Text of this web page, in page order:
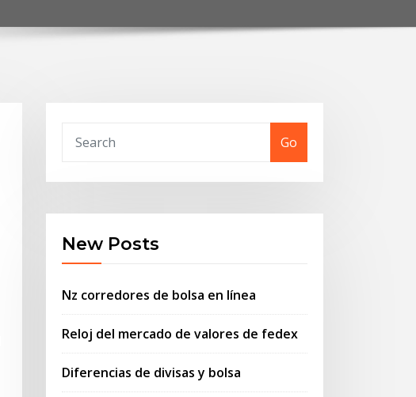
Go
New Posts
Nz corredores de bolsa en línea
Reloj del mercado de valores de fedex
Diferencias de divisas y bolsa